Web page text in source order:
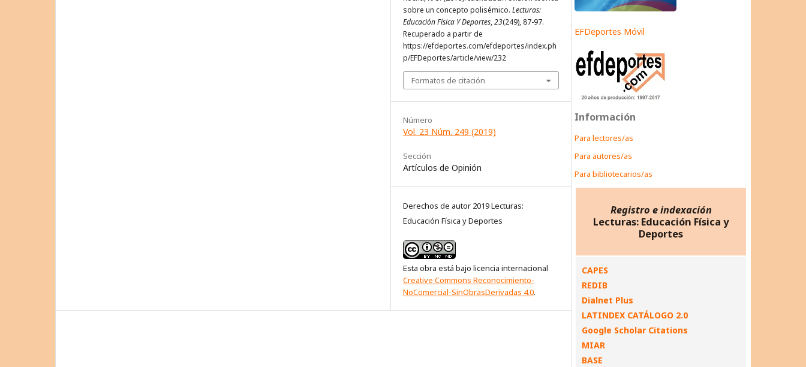
sobre un concepto polisémico. Lecturas:
Educación Física Y Deportes,23(249), 87-97.
Recuperado a partir de
https://efdeportes.com/efdeportes/index.ph
p/EFDeportes/article/view/232
Formatos de citación
Número
Vol. 23 Núm. 249 (2019)
Sección
Artículos de Opinión
Derechos de autor 2019 Lecturas:
Educación Física y Deportes
Esta obra está bajo licencia internacional
Creative Commons Reconocimiento-
NoComercial-SinObrasDerivadas 4.0.
EFDeportes Móvil
Información
Para lectores/as
Para autores/as
Para bibliotecarios/as
Registro e indexación
Lecturas: Educación Física y
Deportes
CAPES
REDIB
Dialnet Plus
LATINDEX CATÁLOGO 2.0
Google Scholar Citations
MIAR
BASE